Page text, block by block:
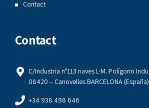
Contact
Contact
C/Industria nº113 naves L-M. Polígono
08420 – Canovelles BARCELONA (España)
+34 938 498 646